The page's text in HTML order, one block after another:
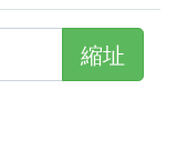
縮址